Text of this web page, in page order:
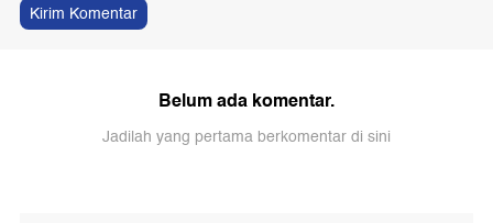
Kirim Komentar
Belum ada komentar.
Jadilah yang pertama berkomentar di sini